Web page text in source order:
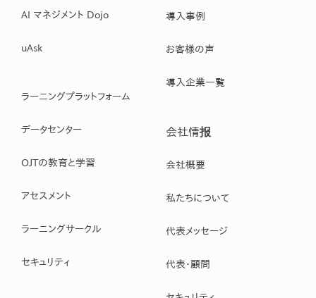
AI マネジメント Dojo
uAsk
ラーニングプラットフォーム
データセンター
OJTの教育と学習
アセスメント
ラーニングサークル
セキュリティ
導入事例
お客様の声
導入企業一覧
会社情报
会社概要
私たちについて
代表メッセージ
代表・顧問